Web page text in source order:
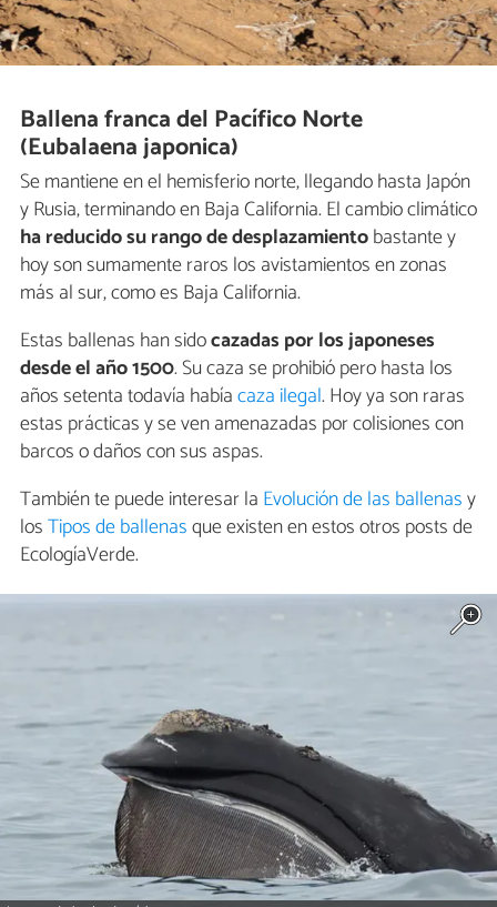
Ballena franca del Pacífico Norte
(Eubalaena japonica)
Se mantiene en el hemisferio norte, llegando hasta Japón
y Rusia, terminando en Baja California. El cambio climático
ha reducido su rango de desplazamientobastante y
hoy son sumamente raros los avistamientos en zonas
más al sur, como es Baja California.
Estas ballenas han sidocazadas por los japoneses
desde el año 1500. Su caza se prohibió pero hasta los
años setenta todavía habíacaza ilegal. Hoy ya son raras
estas prácticas y se ven amenazadas por colisiones con
barcos o daños con sus aspas.
También te puede interesar la Evolución de las ballenasy
losTipos de ballenasque existen en estos otros posts de
EcologíaVerde.